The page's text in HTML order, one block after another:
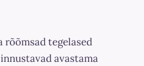
rõõmsad tegelased
avastama